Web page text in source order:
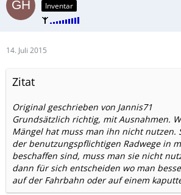
Inventar
14. Juli 2015
Zitat
Original geschrieben von Jannis71
Grundsätzlich richtig, mit Ausnahmen.
Mängel hat muss man ihn nicht nutzen.
der benutzungspflichtigen Radwege in
beschaffen sind, muss man sie nicht
dann für sich entscheiden wo man
auf der Fahrbahn oder auf einem